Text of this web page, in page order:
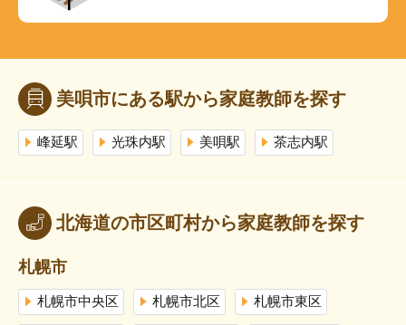
美唄市にある駅から家庭教師を探す
峰延駅 光珠内駅 美唄駅 茶志内駅
北海道の市区町村から家庭教師を探す
札幌市
札幌市中央区 札幌市北区 札幌市東区